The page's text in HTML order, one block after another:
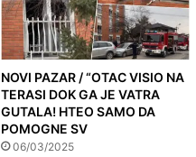
NOVI PAZAR / “OTAC VISIO NA
TERASI DOK GA JE VATRA
GUTALA! HTEO SAMO DA
POMOGNE SV
06/03/2025